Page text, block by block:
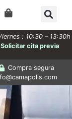
: 10:30 – 13:30h
Solicitar cita previa
Compra segura